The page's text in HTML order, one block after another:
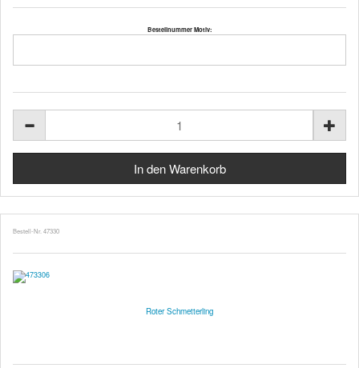
Bestellnummer Motiv:
Bestell-Nr. 47330
Roter Schmetterling